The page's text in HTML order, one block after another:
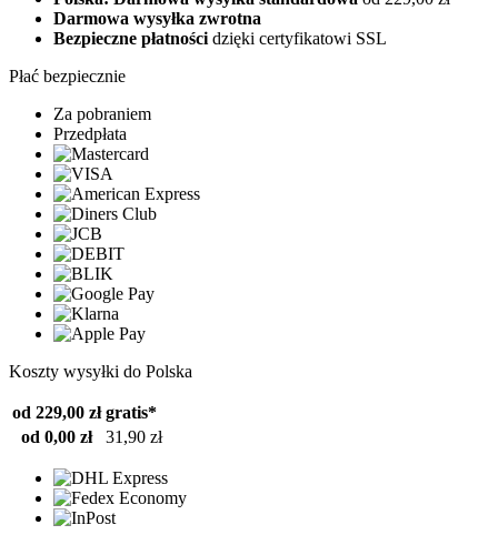
Darmowa wysyłka zwrotna
Bezpieczne płatności dzięki certyfikatowi SSL
Płać bezpiecznie
Za pobraniem
Przedpłata
Koszty wysyłki do Polska
od 229,00 zł gratis*
od 0,00 zł
31,90 zł